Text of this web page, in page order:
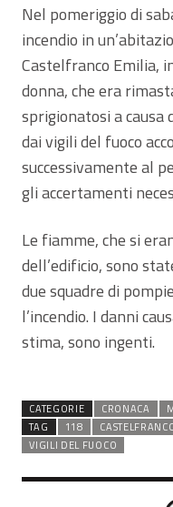
Nel pomeriggio di
incendio in
Castelfranco Emilia,
donna, che era
sprigionatosi a
dai vigili del fuoco
successivamente al
gli accertamenti
Le fiamme, che si
dell’edificio, sono
due squadre di
l’incendio. I danni
stima, sono ingenti.
CATEGORIE CRONACA
TAG
118
VIGILI DEL FUOCO